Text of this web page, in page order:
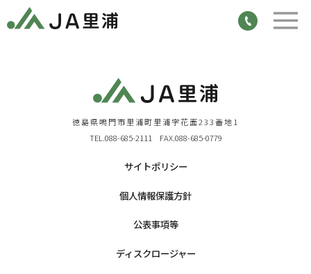
徳島県鳴門市里浦町里浦字花面233番地1
TEL.088-685-2111 FAX.088-685-0779
サイトポリシー
個人情報保護方針
公表事項等
ディスクロージャー